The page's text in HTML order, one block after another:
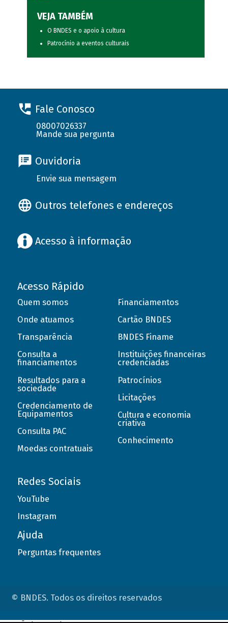
VEJA TAMBÉM
O BNDES e o apoio à cultura
Patrocínio a eventos culturais
Fale Conosco
08007026337
Mande sua pergunta
Ouvidoria
Envie sua mensagem
Outros telefones e endereços
Acesso à informação
Acesso Rápido
Quem somos
Onde atuamos
Transparência
Consulta a
financiamentos
Resultados para a
sociedade
Credenciamento de
Equipamentos
Consulta PAC
Moedas contratuais
Financiamentos
Cartão BNDES
BNDES Finame
Instituições financeiras
credenciadas
Patrocínios
Licitações
Cultura e economia
criativa
Conhecimento
Redes Sociais
YouTube
Instagram
Ajuda
Perguntas frequentes
© BNDES. Todos os direitos reservados